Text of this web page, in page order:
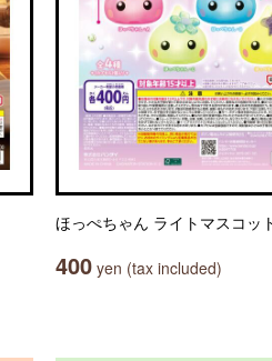
ほっぺちゃん ライトマスコッ
400 yen (tax included)